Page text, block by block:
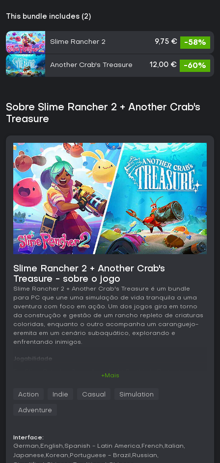
This bundle includes (2)
Slime Rancher 2 9,75 € -58%
Another Crab's Treasure 12,00 € -60%
Sobre Slime Rancher 2 + Another Crab's
Treasure
Slime Rancher 2 + Another Crab's
Treasure - sobre o jogo
Slime Rancher 2 + Another Crab's Treasure é um bundle
para PC que une uma simulação de vida tranquila a uma
aventura com foco em ação. Um dos jogos gira em torno
da construção e gestão de um rancho repleto de criaturas
coloridas, enquanto o outro acompanha um caranguejo-
eremita em um cenário subaquático, explorando e
enfrentando inimigos.
Jogabilidade
recursos e usar esses materiais para expandir a estrutura
do conservatório. A exploração acontece em diversas
armazenamento, enquanto os elementos de cultivo
garantem um avanço constante por meio das tarefas
+Mais
Action Indie Casual Simulation
Adventure
Interface:
German English Spanish - Latin America French Italian
Japanese Korean Portuguese - Brazil
Russian